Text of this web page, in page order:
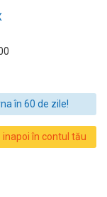
în 60 de zile!
inapoi în contul tău